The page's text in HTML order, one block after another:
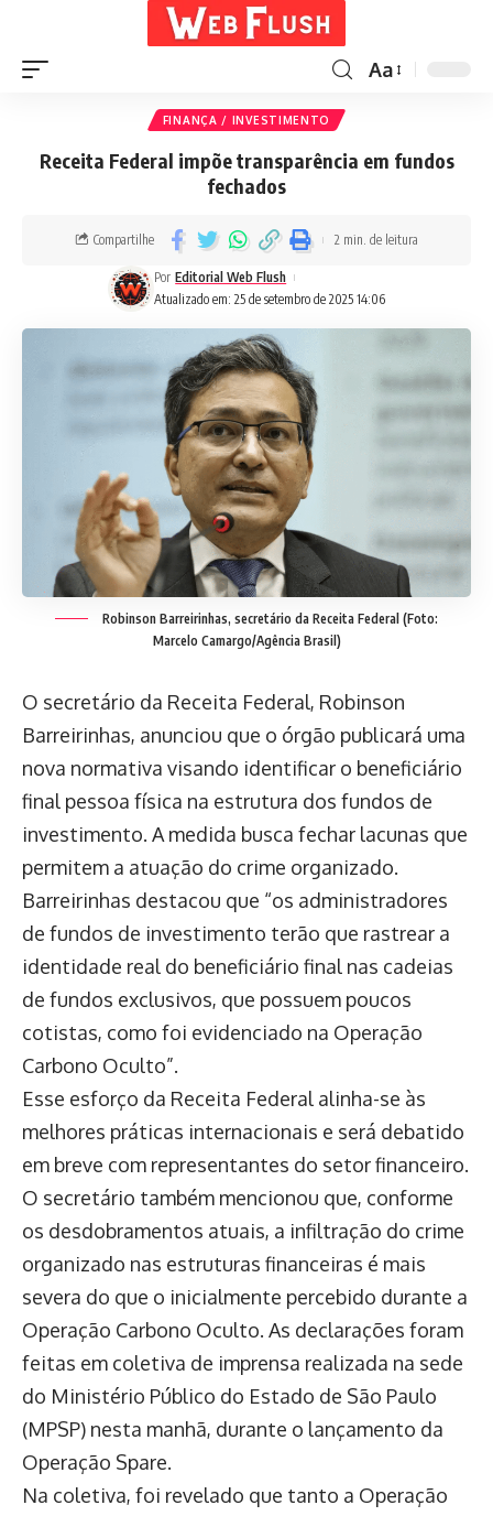
Aa
FINANÇA / INVESTIMENTO
Receita Federal impõe transparência em fundos
fechados
Atualizado em: 25 de setembro de 2025 14:06
Por Editorial Web Flush
Compartilhe 2 min. de leitura
Robinson Barreirinhas, secretário da Receita Federal (Foto:
Marcelo Camargo/Agência Brasil)
O secretário da Receita Federal, Robinson
Barreirinhas, anunciou que o órgão publicará uma
nova normativa visando identificar o beneficiário
final pessoa física na estrutura dos fundos de
investimento. A medida busca fechar lacunas que
permitem a atuação do crime organizado.
Barreirinhas destacou que “os administradores
de fundos de investimento terão que rastrear a
identidade real do beneficiário final nas cadeias
de fundos exclusivos, que possuem poucos
cotistas, como foi evidenciado na Operação
Carbono Oculto”.
Esse esforço da Receita Federal alinha-se às
melhores práticas internacionais e será debatido
em breve com representantes do setor financeiro.
O secretário também mencionou que, conforme
os desdobramentos atuais, a infiltração do crime
organizado nas estruturas financeiras é mais
severa do que o inicialmente percebido durante a
Operação Carbono Oculto. As declarações foram
feitas em coletiva de imprensa realizada na sede
do Ministério Público do Estado de São Paulo
(MPSP) nesta manhã, durante o lançamento da
Operação Spare.
Na coletiva, foi revelado que tanto a Operação